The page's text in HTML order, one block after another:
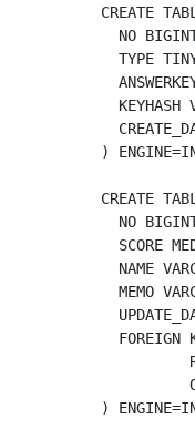
CREATE
NO
TYPE
KEYHASH
)
CREATE
NO
SCORE
NAME
MEMO
FOREIGN
)